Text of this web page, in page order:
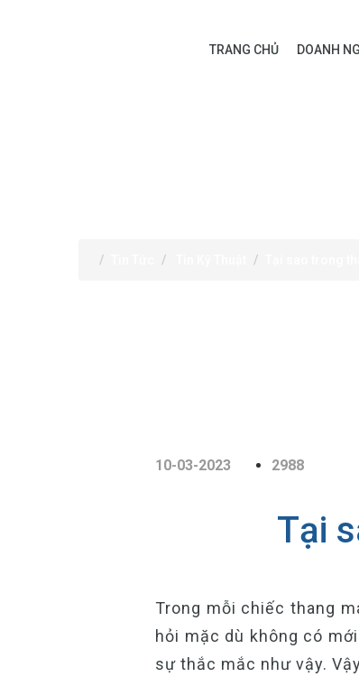
TRANG CHỦ DOANH
10-03-2023 2988
Tại
Trong mỗi chiếc thang
hỏi mặc dù không có
sự thắc mắc như vậy.